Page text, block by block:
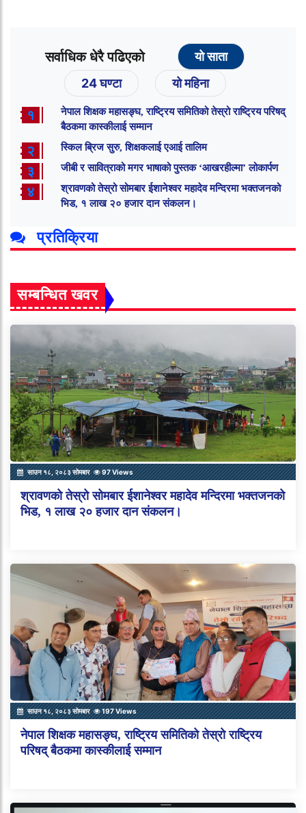
सर्वाधिक धेरै पढिएको
यो साता
24 घण्टा
यो महिना
१
नेपाल शिक्षक महासङ्घ, राष्ट्रिय समितिको तेस्रो राष्ट्रिय परिषद्
बैठकमा कास्कीलाई सम्मान
२ स्किल ब्रिज सुरु, शिक्षकलाई एआई तालिम
३ जीबी र सावित्राको मगर भाषाको पुस्तक ‘आखरहील्मा’ लोकार्पण
४
श्रावणको तेस्रो सोमबार ईशानेश्वर महादेव मन्दिरमा भक्तजनको
भिड, १ लाख २० हजार दान संकलन।
प्रतिक्रिया
सम्बन्धित खवर
साउन १८, २०८३ सोमबार 97 Views
श्रावणको तेस्रो सोमबार ईशानेश्वर महादेव मन्दिरमा भक्तजनको
भिड, १ लाख २० हजार दान संकलन।
साउन १८, २०८३ सोमबार 197 Views
नेपाल शिक्षक महासङ्घ, राष्ट्रिय समितिको तेस्रो राष्ट्रिय
परिषद् बैठकमा कास्कीलाई सम्मान